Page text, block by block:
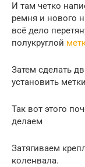
И там четко
ремня и нового
всё дело
полукруглой
Затем сделать
установить
Так вот этого
делаем
Затягиваем
коленвала.